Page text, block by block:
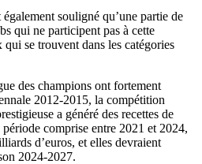
souligné qu’une partie de
qui ne participent pas à cette
se trouvent dans les catégories
des champions ont fortement
2012-2015, la compétition
a généré des recettes de
comprise entre 2021 et 2024,
d’euros, et elles devraient
2024-2027.